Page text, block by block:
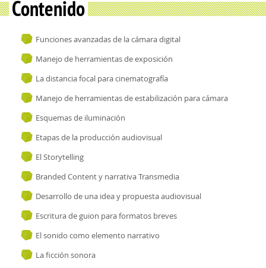
Contenido
Funciones avanzadas de la cámara digital
Manejo de herramientas de exposición
La distancia focal para cinematografía
Manejo de herramientas de estabilización para cámara
Esquemas de iluminación
Etapas de la producción audiovisual
El Storytelling
Branded Content y narrativa Transmedia
Desarrollo de una idea y propuesta audiovisual
Escritura de guion para formatos breves
El sonido como elemento narrativo
La ficción sonora